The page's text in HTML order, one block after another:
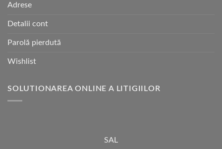
Adrese
Detalii cont
Parolă pierdută
Wishlist
SOLUTIONAREA ONLINE A LITIGIILOR
SAL